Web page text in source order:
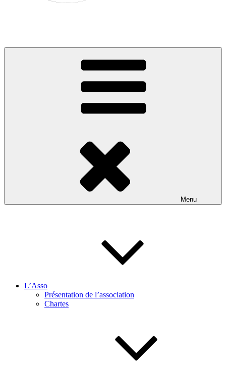
Menu
L’Asso
Présentation de l’association
Chartes